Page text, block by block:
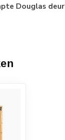
Douglas deur